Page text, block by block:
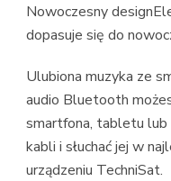
Nowoczesny
dopasuje się do
Ulubiona muzyka ze
audio Bluetooth
smartfona, tabletu lub
kabli i słuchać jej w
urządzeniu TechniSat.